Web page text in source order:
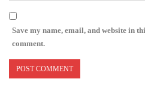
Save my name, email, and website in
comment.